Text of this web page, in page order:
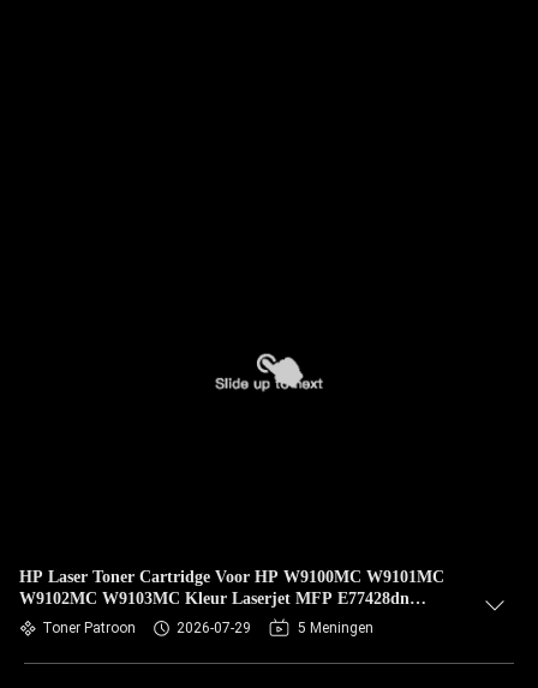
HP Laser Toner Cartridge Voor HP W9100MC W9101MC
W9102MC W9103MC Kleur Laserjet MFP E77428dn
E77422dn E77422dv
Toner Patroon 2026-07-29 5 Meningen